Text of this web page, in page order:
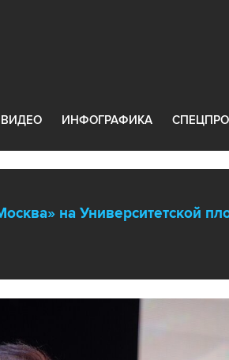
ВИДЕО ИНФОГРАФИКА
на Университетской